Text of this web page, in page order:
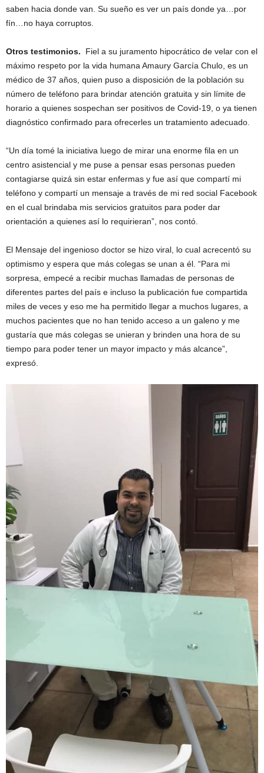
saben hacia donde van. Su sueño es ver un país donde ya…por
fín…no haya corruptos.
Otros testimonios. Fiel a su juramento hipocrático de velar con el
máximo respeto por la vida humana Amaury García Chulo, es un
médico de 37 años, quien puso a disposición de la población su
número de teléfono para brindar atención gratuita y sin límite de
horario a quienes sospechan ser positivos de Covid-19, o ya tienen
diagnóstico confirmado para ofrecerles un tratamiento adecuado.
“Un día tomé la iniciativa luego de mirar una enorme fila en un
centro asistencial y me puse a pensar esas personas pueden
contagiarse quizá sin estar enfermas y fue así que compartí mi
teléfono y compartí un mensaje a través de mi red social Facebook
en el cual brindaba mis servicios gratuitos para poder dar
orientación a quienes así lo requirieran”, nos contó.
El Mensaje del ingenioso doctor se hizo viral, lo cual acrecentó su
optimismo y espera que más colegas se unan a él. “Para mi
sorpresa, empecé a recibir muchas llamadas de personas de
diferentes partes del país e incluso la publicación fue compartida
miles de veces y eso me ha permitido llegar a muchos lugares, a
muchos pacientes que no han tenido acceso a un galeno y me
gustaría que más colegas se unieran y brinden una hora de su
tiempo para poder tener un mayor impacto y más alcance”,
expresó.